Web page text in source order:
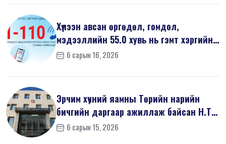
Хүлээн авсан өргөдөл, гомдол,
мэдээллийн 55.0 хувь нь гэмт хэргийн
шин...
6 сарын 16, 2026
Эрчим хүчний яамны Төрийн нарийн
бичгийн даргаар ажиллаж байсан Н.Т
на...6 сарын 15, 2026